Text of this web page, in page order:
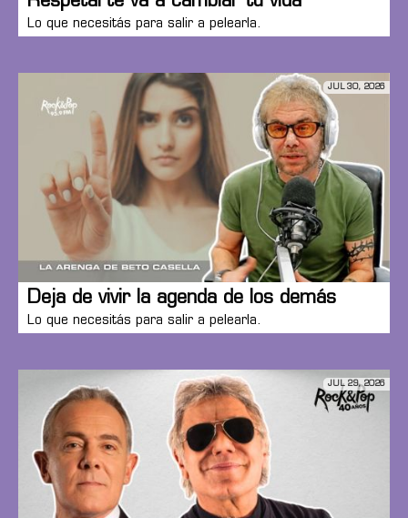
Lo que necesitás para salir a pelearla.
JUL 30, 2026
Deja de vivir la agenda de los demás
Lo que necesitás para salir a pelearla.
JUL 29, 2026